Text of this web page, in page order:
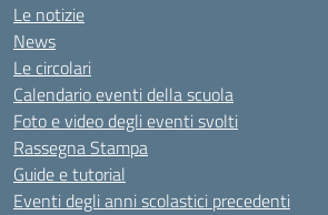
Le notizie
News
Le circolari
Calendario eventi della scuola
Foto e video degli eventi svolti
Rassegna Stampa
Guide e tutorial
Eventi degli anni scolastici precedenti